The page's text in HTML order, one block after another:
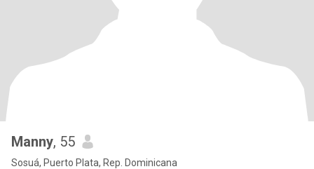
Manny, 55
Sosuá, Puerto Plata, Rep. Dominicana